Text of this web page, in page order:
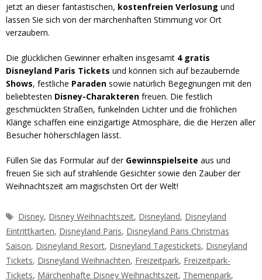
jetzt an dieser fantastischen, kostenfreien Verlosung und
lassen Sie sich von der märchenhaften Stimmung vor Ort
verzaubern.
Die glücklichen Gewinner erhalten insgesamt 4 gratis
Disneyland Paris Tickets und können sich auf bezaubernde
Shows, festliche Paraden sowie natürlich Begegnungen mit den
beliebtesten Disney-Charakteren freuen. Die festlich
geschmückten Straßen, funkelnden Lichter und die fröhlichen
Klänge schaffen eine einzigartige Atmosphäre, die die Herzen aller
Besucher höherschlagen lässt.
Füllen Sie das Formular auf der Gewinnspielseite aus und
freuen Sie sich auf strahlende Gesichter sowie den Zauber der
Weihnachtszeit am magischsten Ort der Welt!
Schlagwörter
Disney, Disney Weihnachtszeit, Disneyland, Disneyland
Eintrittkarten, Disneyland Paris, Disneyland Paris Christmas
Saison, Disneyland Resort, Disneyland Tagestickets, Disneyland
Tickets, Disneyland Weihnachten, Freizeitpark, Freizeitpark-
Tickets, Märchenhafte Disney Weihnachtszeit, Themenpark,